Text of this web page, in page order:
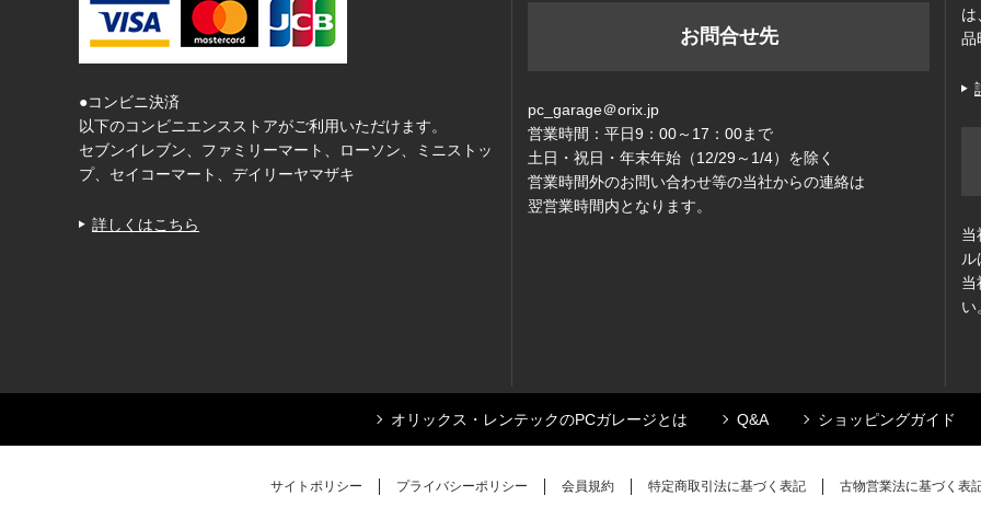
●コンビニ決済
以下のコンビニエンスストアがご利用いただけます。
セブンイレブン、ファミリーマート、ローソン、ミニストッ
プ、セイコーマート、デイリーヤマザキ
詳しくはこちら
お問合せ先
pc_garage＠orix.jp
営業時間：平日9：00～17：00まで
土日・祝日・年末年始（12/29～1/4）を除く
営業時間外のお問い合わせ等の当社からの連絡は
翌営業時間内となります。
は
品
当
当
い
オリックス・レンテックのPCガレージとは Q&A ショッピングガイド
サイトポリシー プライバシーポリシー 会員規約 特定商取引法に基づく表記 古物営業法に基づく表